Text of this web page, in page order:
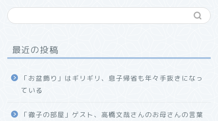
最近の投稿
「お盆飾り」はギリギリ、息子帰省も年々手抜きになっ
ている
「徹子の部屋」ゲスト、高橋文哉さんのお母さんの言葉